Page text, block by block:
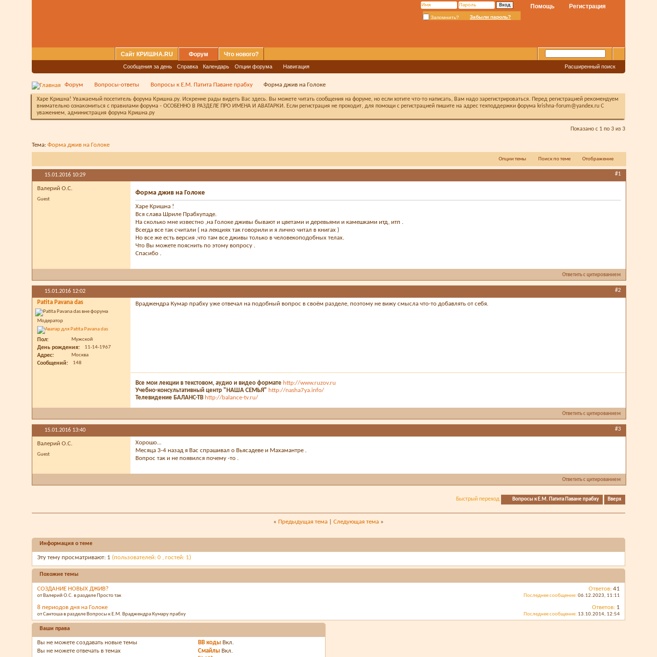
Регистрация
Помощь
Запомнить? Забыли пароль?
Сайт КРИШНА.RU Форум
Сообщения за день Справка Календарь Опции форума Навигация
Что нового?
Расширенный поиск
Форум Вопросы-ответы Вопросы к Е.М. Патита Паване прабху Форма джив на Голоке
Харе Кришна! Уважаемый посетитель форума Кришна.ру. Искренне рады видеть Вас здесь. Вы можете читать сообщения на форуме, но если хотите что-то написать, Вам надо зарегистрироваться. Перед регистрацией рекомендуем
внимательно ознакомиться с правилами форума - ОСОБЕННО В РАЗДЕЛЕ ПРО ИМЕНА И АВАТАРКИ. Если регистрация не проходит, для помощи с регистрацией пишите на адрес техподдержки форума krishna-forum@yandex.ru С
уважением, администрация форума Кришна.ру
Показано с 1 по 3 из 3
Тема: Форма джив на Голоке
Опции темы Поиск по теме Отображение
15.01.2016 10:29 #1
Валерий О.С.
Guest
Форма джив на Голоке
Харе Кришна !
Вся слава Шриле Прабхупаде.
На сколько мне известно ,на Голоке дживы бывают и цветами и деревьями и камешками итд, итп .
Всегда все так считали ( на лекциях так говорили и я лично читал в книгах )
Но все же есть версия ,что там все дживы только в человекоподобных телах.
Что Вы можете пояснить по этому вопросу .
Спасибо .
Ответить с цитированием
15.01.2016 12:02 #2
Patita Pavana das
Модератор
Пол Мужской
День рождения 11-14-1967
Адрес Москва
Сообщений 148
Враджендра Кумар прабху уже отвечал на подобный вопрос в своём разделе, поэтому не вижу смысла что-то добавлять от себя.
Все мои лекции в текстовом, аудио и видео формате http://www.ruzov.ru
Учебно-консультативный центр "НАША СЕМЬЯ" http://nasha7ya.info/
Телевидение БАЛАНС-ТВ http://balance-tv.ru/
Ответить с цитированием
15.01.2016 13:40 #3
Валерий О.С.
Guest
Хорошо...
Месяца 3-4 назад я Вас спрашивал о Вьясадеве и Махамантре .
Вопрос так и не появился почему -то .
Ответить с цитированием
Быстрый переход Вопросы к Е.М. Патита Паване прабху Вверх
« Предыдущая тема Следующая тема »
Информация о теме
Эту тему просматривают: 1 (пользователей: 0 , гостей: 1)
Похожие темы
СОЗДАНИЕ НОВЫХ ДЖИВ?
от Валерий О.С. в разделе Просто так
Ответов: 41
Последнее сообщение: 06.12.2023, 11:11
8 периодов дня на Голоке
от Сантоша в разделе Вопросы к Е.М. Враджендра Кумару прабху
Ответов: 1
Последнее сообщение: 13.10.2014, 12:54
Ваши права
Вы не можете создавать новые темы
Вы не можете отвечать в темах
BB коды Вкл.
Смайлы Вкл.